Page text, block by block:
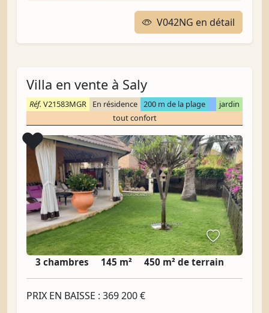
V042NG en détail
Villa en vente à Saly
Réf. V21583MGR En résidence 200 m de la plage
jardin
tout confort
❤️Coup de cœur
3 chambres 145 m² 450 m² de terrain
PRIX EN BAISSE : 369 200 €